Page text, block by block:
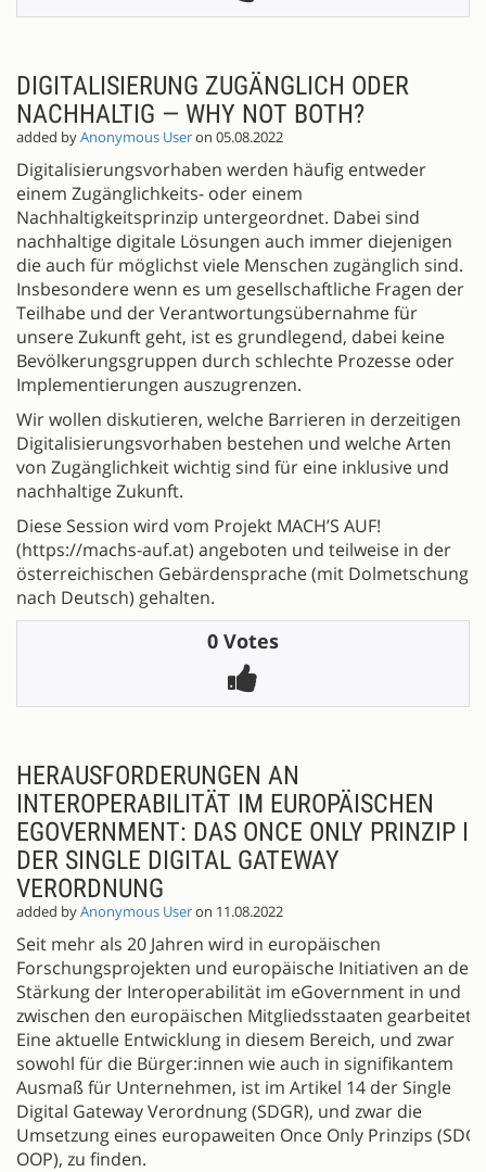
DIGITALISIERUNG ZUGÄNGLICH ODER
NACHHALTIG — WHY NOT BOTH?
added byAnonymous Useron 05.08.2022
Digitalisierungsvorhaben werden häufig entweder
einem Zugänglichkeits- oder einem
Nachhaltigkeitsprinzip untergeordnet. Dabei sind
nachhaltige digitale Lösungen auch immer diejenigen
die auch für möglichst viele Menschen zugänglich sind.
Insbesondere wenn es um gesellschaftliche Fragen der
Teilhabe und der Verantwortungsübernahme für
unsere Zukunft geht, ist es grundlegend, dabei keine
Bevölkerungsgruppen durch schlechte Prozesse oder
Implementierungen auszugrenzen.
Wir wollen diskutieren, welche Barrieren in derzeitigen
Digitalisierungsvorhaben bestehen und welche Arten
von Zugänglichkeit wichtig sind für eine inklusive und
nachhaltige Zukunft.
Diese Session wird vom Projekt MACH’S AUF!
(https://machs-auf.at) angeboten und teilweise in der
österreichischen Gebärdensprache (mit Dolmetschung
nach Deutsch) gehalten.
0 Votes
HERAUSFORDERUNGEN AN
INTEROPERABILITÄT IM EUROPÄISCHEN
EGOVERNMENT: DAS ONCE ONLY PRINZIP IN
DER SINGLE DIGITAL GATEWAY
VERORDNUNG
added byAnonymous Useron 11.08.2022
Seit mehr als 20 Jahren wird in europäischen
Forschungsprojekten und europäische Initiativen an der
Stärkung der Interoperabilität im eGovernment in und
zwischen den europäischen Mitgliedsstaaten gearbeitet.
Eine aktuelle Entwicklung in diesem Bereich, und zwar
sowohl für die Bürger:innen wie auch in signifikantem
Ausmaß für Unternehmen, ist im Artikel 14 der Single
Digital Gateway Verordnung (SDGR), und zwar die
Umsetzung eines europaweiten Once Only Prinzips (SDG-
OOP), zu finden.